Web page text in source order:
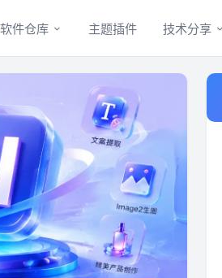
软件仓库 主题插件 技术分享